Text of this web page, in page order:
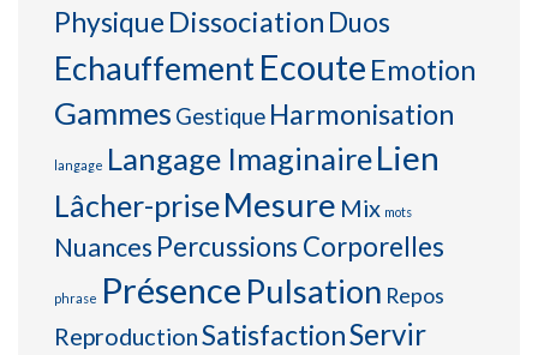
Physique Dissociation Duos
EchauffementEcoute Emotion
Gammes Gestique Harmonisation
langage Langage ImaginaireLien
Lâcher-priseMesure Mix mots
Nuances Percussions Corporelles
phrase Présence Pulsation Repos
ReproductionSatisfactionServir